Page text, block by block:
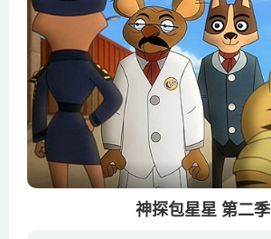
神探包星星 第二季